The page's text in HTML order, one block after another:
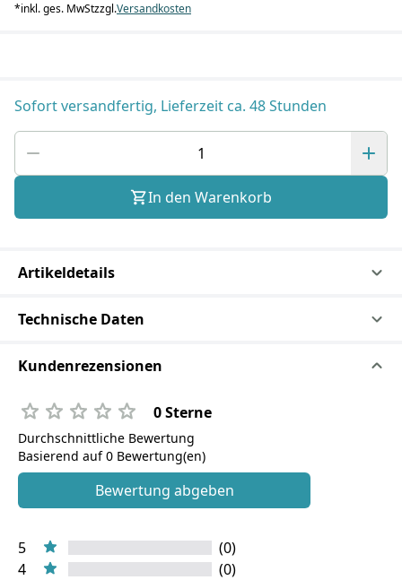
*inkl. ges. MwStzzgl.Versandkosten
Sofort versandfertig, Lieferzeit ca. 48 Stunden
In den Warenkorb
Artikeldetails
Technische Daten
Kundenrezensionen
0 Sterne
Durchschnittliche Bewertung
Basierend auf 0 Bewertung(en)
Bewertung abgeben
5
(0)
4
(0)